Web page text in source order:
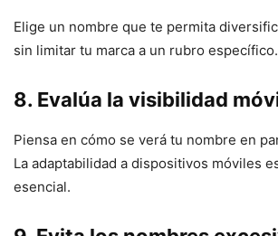
Elige un nombre que te permita
sin limitar tu marca a un rubro específico.
8. Evalúa la visibilidad
Piensa en cómo se verá tu nombre en
La adaptabilidad a dispositivos móviles
esencial.